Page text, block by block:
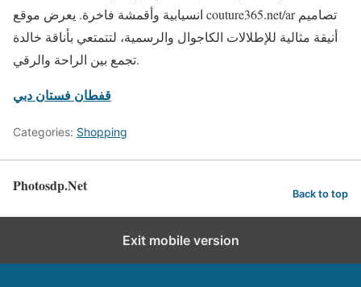
انسيابية وأقمشة فاخرة. يعرض موقع couture365.net/ar تصاميم
أنيقة مثالية للإطلالات الكاجوال والرسمية، لتتمتعي بأناقة خالدة
تجمع بين الراحة والرقي.
قفطان فستان دبي
Categories: Shopping
Photosdp.Net Back to top
Exit mobile version